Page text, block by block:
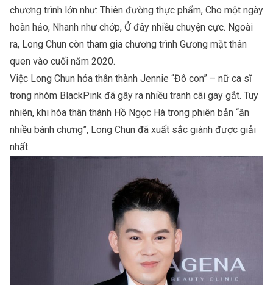
chương trình lớn như: Thiên đường thực phẩm, Cho một ngày
hoàn hảo, Nhanh như chớp, Ở đây nhiều chuyện cực. Ngoài
ra, Long Chun còn tham gia chương trình Gương mặt thân
quen vào cuối năm 2020.
Việc Long Chun hóa thân thành Jennie “Đô con” – nữ ca sĩ
trong nhóm BlackPink đã gây ra nhiều tranh cãi gay gắt. Tuy
nhiên, khi hóa thân thành Hồ Ngọc Hà trong phiên bản “ăn
nhiều bánh chưng”, Long Chun đã xuất sắc giành được giải
nhất.